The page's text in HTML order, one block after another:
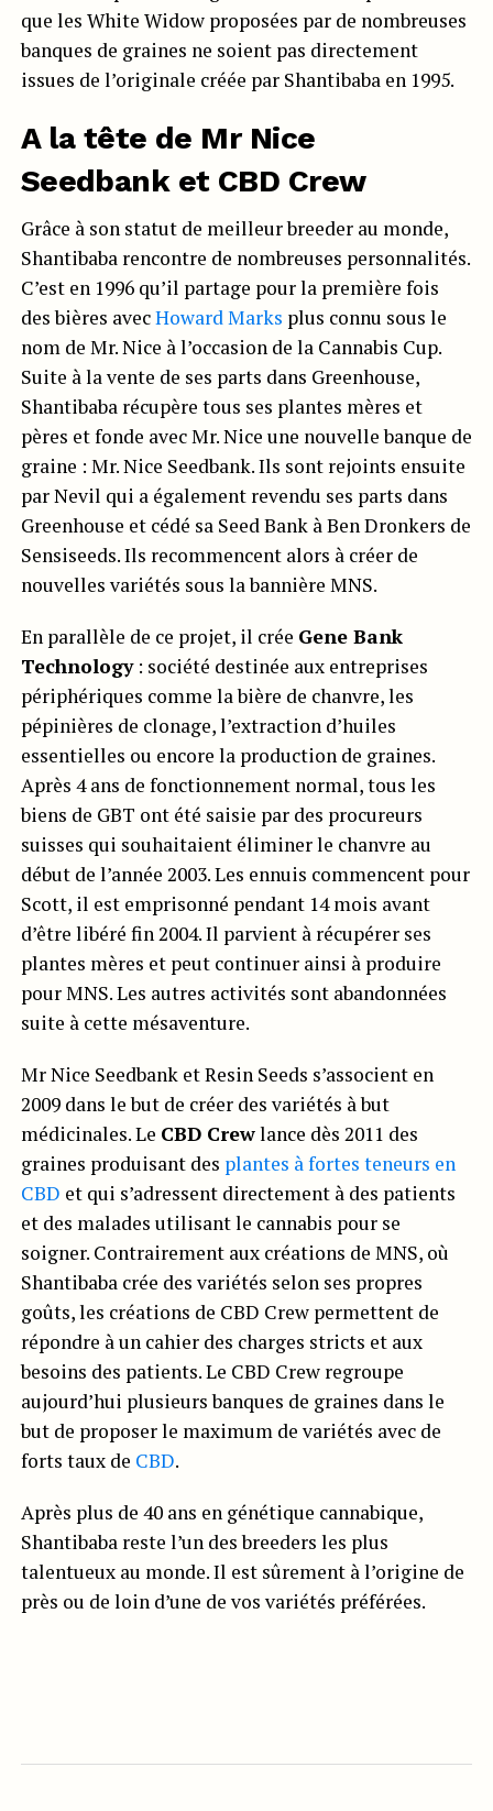
que les White Widow proposées par de nombreuses
banques de graines ne soient pas directement
issues de l’originale créée par Shantibaba en 1995.
A la tête de Mr Nice
Seedbank et CBD Crew
Grâce à son statut de meilleur breeder au monde,
Shantibaba rencontre de nombreuses personnalités.
C’est en 1996 qu’il partage pour la première fois
des bières avecHoward Marks plus connu sous le
nom de Mr. Nice à l’occasion de la Cannabis Cup.
Suite à la vente de ses parts dans Greenhouse,
Shantibaba récupère tous ses plantes mères et
pères et fonde avec Mr. Nice une nouvelle banque de
graine : Mr. Nice Seedbank. Ils sont rejoints ensuite
par Nevil qui a également revendu ses parts dans
Greenhouse et cédé sa Seed Bank à Ben Dronkers de
Sensiseeds. Ils recommencent alors à créer de
nouvelles variétés sous la bannière MNS.
En parallèle de ce projet, il crée Gene Bank
Technology: société destinée aux entreprises
périphériques comme la bière de chanvre, les
pépinières de clonage, l’extraction d’huiles
essentielles ou encore la production de graines.
Après 4 ans de fonctionnement normal, tous les
biens de GBT ont été saisie par des procureurs
suisses qui souhaitaient éliminer le chanvre au
début de l’année 2003. Les ennuis commencent pour
Scott, il est emprisonné pendant 14 mois avant
d’être libéré fin 2004. Il parvient à récupérer ses
plantes mères et peut continuer ainsi à produire
pour MNS. Les autres activités sont abandonnées
suite à cette mésaventure.
Mr Nice Seedbank et Resin Seeds s’associent en
2009 dans le but de créer des variétés à but
médicinales. Le CBD Crewlance dès 2011 des
graines produisant des plantes à fortes teneurs en
CBD et qui s’adressent directement à des patients
et des malades utilisant le cannabis pour se
soigner. Contrairement aux créations de MNS, où
Shantibaba crée des variétés selon ses propres
goûts, les créations de CBD Crew permettent de
répondre à un cahier des charges stricts et aux
besoins des patients. Le CBD Crew regroupe
aujourd’hui plusieurs banques de graines dans le
but de proposer le maximum de variétés avec de
forts taux de CBD.
Après plus de 40 ans en génétique cannabique,
Shantibaba reste l’un des breeders les plus
talentueux au monde. Il est sûrement à l’origine de
près ou de loin d’une de vos variétés préférées.